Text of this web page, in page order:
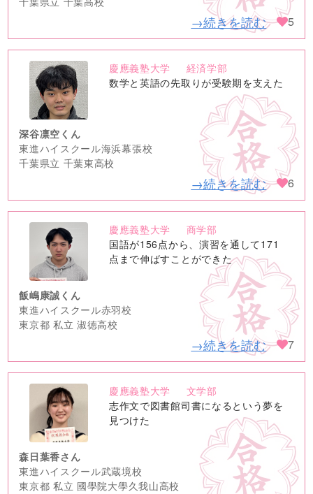
→続きを読む 5
no
image
慶應義塾大学
経済学部
数学と英語の先取りが受験期を支えた
深谷凛空くん
東進ハイスクール海浜幕張校
千葉県立 千葉東高校
→続きを読む 6
no
image
慶應義塾大学
商学部
国語が156点から、演習を通して171
点まで伸ばすことができた
飯嶋康誠くん
東進ハイスクール赤羽校
東京都 私立 淑徳高校
→続きを読む 7
no
image
慶應義塾大学
文学部
志作文で図書館司書になるという夢を
見つけた
森日葉香さん
東進ハイスクール武蔵境校
東京都 私立 國學院大學久我山高校